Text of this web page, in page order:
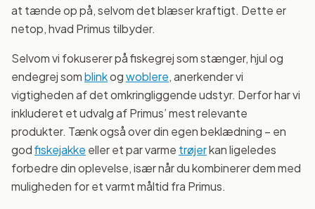
at tænde op på, selvom det blæser kraftigt. Dette er
netop, hvad Primus tilbyder.
Selvom vi fokuserer på fiskegrej som stænger, hjul og
endegrej somblinkogwoblere, anerkender vi
vigtigheden af det omkringliggende udstyr. Derfor har vi
inkluderet et udvalg af Primus’ mest relevante
produkter. Tænk også over din egen beklædning – en
godfiskejakke eller et par varme trøjerkan ligeledes
forbedre din oplevelse, især når du kombinerer dem med
muligheden for et varmt måltid fra Primus.